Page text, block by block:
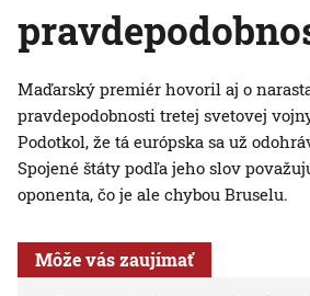
Maďarský premiér hovoril aj o
pravdepodobnosti tretej svetovej
Podotkol, že tá európska sa už
Spojené štáty podľa jeho slov
oponenta, čo je ale chybou Bruselu.
Môže vás zaujímať